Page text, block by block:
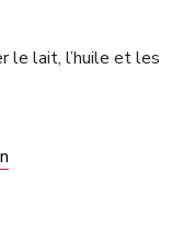
le lait, l’huile et les